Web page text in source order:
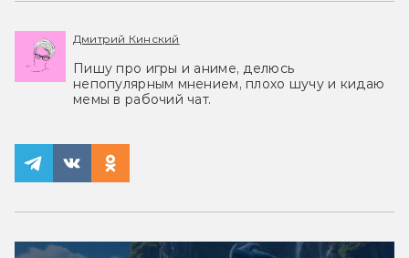
Дмитрий Кинский
Пишу про игры и аниме, делюсь
непопулярным мнением, плохо шучу и кидаю
мемы в рабочий чат.